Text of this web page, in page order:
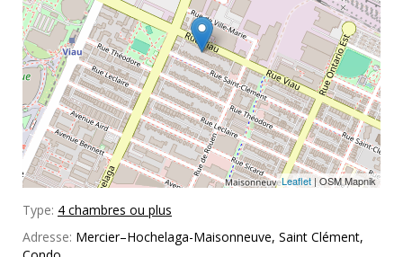
Leaflet| OSM Mapnik
Type: 4 chambres ou plus
Adresse: Mercier–Hochelaga-Maisonneuve, Saint Clément,